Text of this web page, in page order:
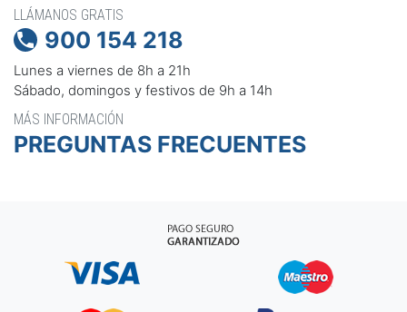
LLÁMANOS GRATIS
 900 154 218
Lunes a viernes de 8h a 21h
Sábado, domingos y festivos de 9h a 14h
MÁS INFORMACIÓN
PREGUNTAS FRECUENTES